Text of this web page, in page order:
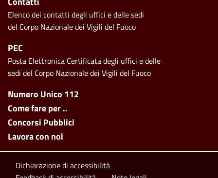
Footer side menu
Numero Unico 112
Come fare per ..
Concorsi Pubblici
Lavora con noi
Elenco dei contatti degli uffici e delle sedi
del Corpo Nazionale dei Vigili del Fuoco
PEC
Posta Elettronica Certificata degli uffici e delle
sedi del Corpo Nazionale dei Vigili del Fuoco
Footer bottom
Dichiarazione di accessibilità